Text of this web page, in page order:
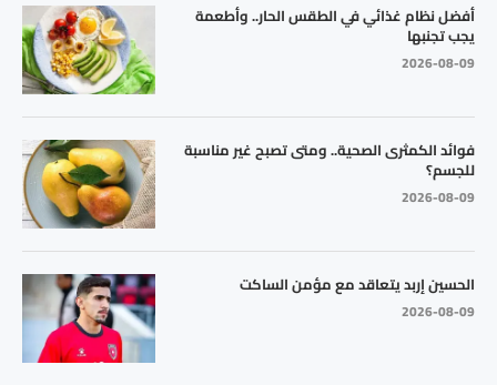
أفضل نظام غذائي في الطقس الحار.. وأطعمة
يجب تجنبها
2026-08-09
فوائد الكمثرى الصحية.. ومتى تصبح غير مناسبة
للجسم؟
2026-08-09
الحسين إربد يتعاقد مع مؤمن الساكت
2026-08-09